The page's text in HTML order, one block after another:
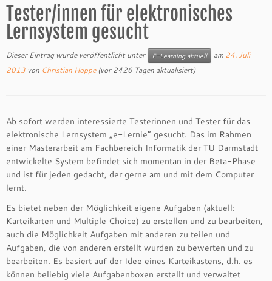
Tester/innen für elektronisches
Lernsystem gesucht
Dieser Eintrag wurde veröffentlicht unter E-Learning aktuell am 24. Juli
2013 von Christian Hoppe(vor 2426 Tagen aktualisiert)
Ab sofort werden interessierte Testerinnen und Tester für das
elektronische Lernsystem „e-Lernie“ gesucht. Das im Rahmen
einer Masterarbeit am Fachbereich Informatik der TU Darmstadt
entwickelte System befindet sich momentan in der Beta-Phase
und ist für jeden gedacht, der gerne am und mit dem Computer
lernt.
Es bietet neben der Möglichkeit eigene Aufgaben (aktuell:
Karteikarten und Multiple Choice) zu erstellen und zu bearbeiten,
auch die Möglichkeit Aufgaben mit anderen zu teilen und
Aufgaben, die von anderen erstellt wurden zu bewerten und zu
bearbeiten. Es basiert auf der Idee eines Karteikastens, d.h. es
können beliebig viele Aufgabenboxen erstellt und verwaltet